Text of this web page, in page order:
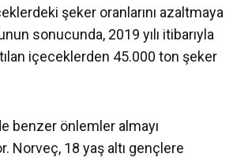
şeker oranlarını azaltmaya
sonucunda, 2019 yılı itibarıyla
içeceklerden 45.000 ton şeker
benzer önlemler almayı
Norveç, 18 yaş altı gençlere